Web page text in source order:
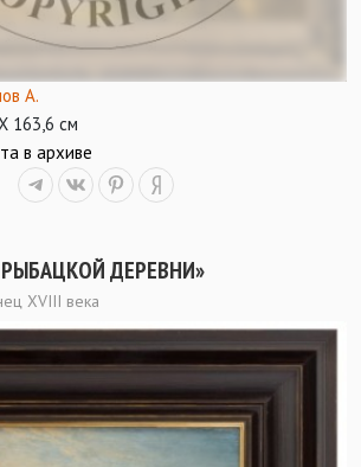
А.
163,6 см
в архиве
ДЕРЕВНИ»
XVIII века